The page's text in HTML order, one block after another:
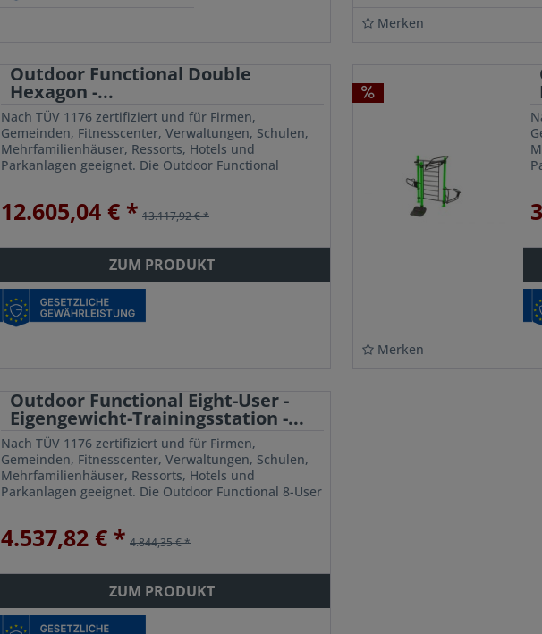
Merken
Outdoor Functional Double
Hexagon -...
Nach TÜV 1176 zertifiziert und für Firmen,
Gemeinden, Fitnesscenter, Verwaltungen, Schulen,
Mehrfamilienhäuser, Ressorts, Hotels und
Parkanlagen geeignet. Die Outdoor Functional
12.605,04 € * 13.117,92 € *
ZUM PRODUKT
Merken
Outdoor Functional Eight-User -
Eigengewicht-Trainingsstation -...
Nach TÜV 1176 zertifiziert und für Firmen,
Gemeinden, Fitnesscenter, Verwaltungen, Schulen,
Mehrfamilienhäuser, Ressorts, Hotels und
Parkanlagen geeignet. Die Outdoor Functional 8-User
4.537,82 € * 4.844,35 € *
ZUM PRODUKT